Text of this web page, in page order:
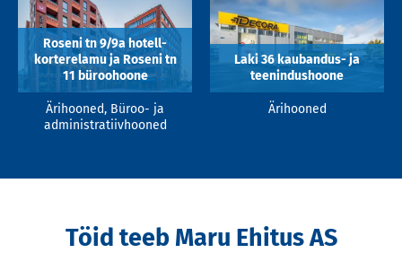
Roseni tn 9/9a hotell-
korterelamu ja Roseni tn
11 büroohoone
Ärihooned, Büroo- ja
administratiivhooned
Laki 36 kaubandus- ja
teenindushoone
Ärihooned
Töid teeb Maru Ehitus AS